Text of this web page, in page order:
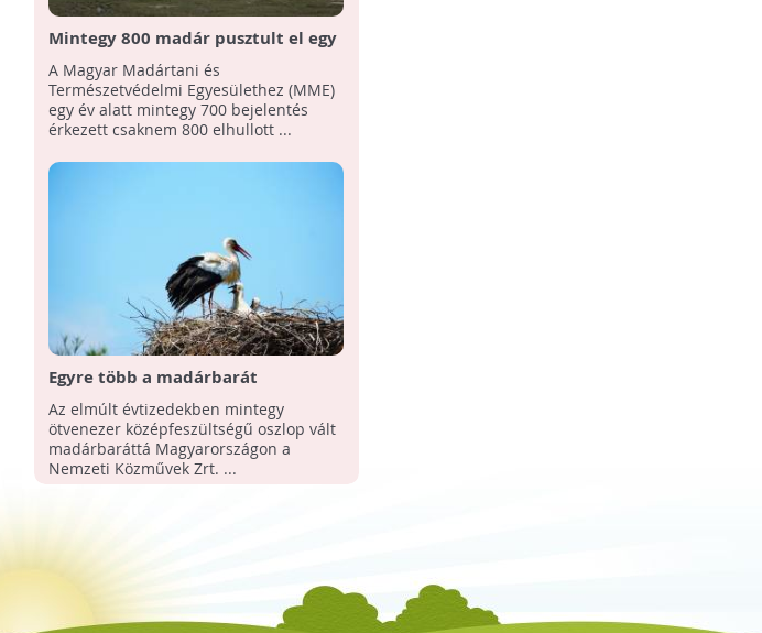
Mintegy 800 madár pusztult el egy
év alatt áramütéstől
A Magyar Madártani és
Természetvédelmi Egyesülethez (MME)
egy év alatt mintegy 700 bejelentés
érkezett csaknem 800 elhullott ...
Egyre több a madárbarát
villanyoszlop Magyarországon
Az elmúlt évtizedekben mintegy
ötvenezer középfeszültségű oszlop vált
madárbaráttá Magyarországon a
Nemzeti Közművek Zrt. ...